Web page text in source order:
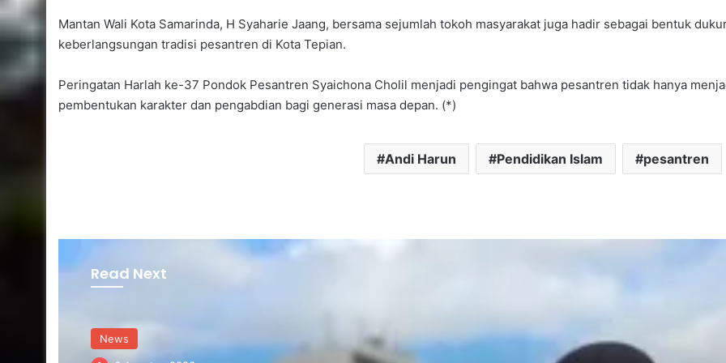
Mantan Wali Kota Samarinda, H Syaharie Jaang, bersama sejumlah tokoh masyarakat juga hadir sebagai bentuk
keberlangsungan tradisi pesantren di Kota Tepian.
Peringatan Harlah ke-37 Pondok Pesantren Syaichona Cholil menjadi pengingat bahwa pesantren tidak hanya
pembentukan karakter dan pengabdian bagi generasi masa depan. (*)
Andi Harun Pendidikan Islam pesantren
Read Next
News